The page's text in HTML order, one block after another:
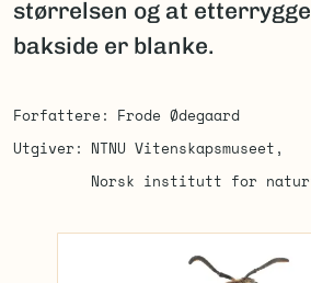
størrelsen og at
bakside er blanke.
Forfattere
Frode Ødegaard
Utgiver
NTNU Vitenskapsmuseet
Norsk institutt for